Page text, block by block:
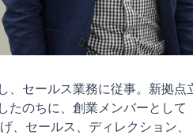
、セールス業務に従事。新拠点
たのちに、創業メンバーとして
、セールス、ディレクション、